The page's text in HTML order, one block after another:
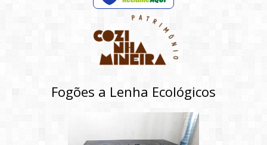
Fogões a Lenha Ecológicos